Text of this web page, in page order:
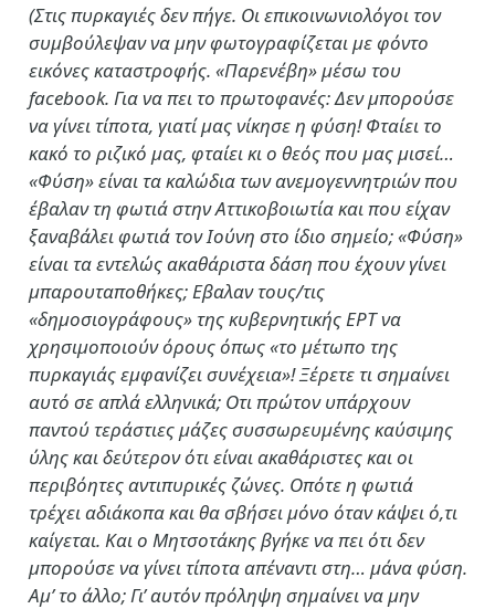
(Στις πυρκαγιές δεν πήγε. Οι επικοινωνιολόγοι τον
συμβούλεψαν να μην φωτογραφίζεται με φόντο
εικόνες καταστροφής. «Παρενέβη» μέσω του
facebook. Για να πει το πρωτοφανές: Δεν μπορούσε
να γίνει τίποτα, γιατί μας νίκησε η φύση! Φταίει το
κακό το ριζικό μας, φταίει κι ο θεός που μας μισεί…
«Φύση» είναι τα καλώδια των ανεμογεννητριών που
έβαλαν τη φωτιά στην Αττικοβοιωτία και που είχαν
ξαναβάλει φωτιά τον Ιούνη στο ίδιο σημείο; «Φύση»
είναι τα εντελώς ακαθάριστα δάση που έχουν γίνει
μπαρουταποθήκες; Εβαλαν τους/τις
«δημοσιογράφους» της κυβερνητικής ΕΡΤ να
χρησιμοποιούν όρους όπως «το μέτωπο της
πυρκαγιάς εμφανίζει συνέχεια»! Ξέρετε τι σημαίνει
αυτό σε απλά ελληνικά; Οτι πρώτον υπάρχουν
παντού τεράστιες μάζες συσσωρευμένης καύσιμης
ύλης και δεύτερον ότι είναι ακαθάριστες και οι
περιβόητες αντιπυρικές ζώνες. Οπότε η φωτιά
τρέχει αδιάκοπα και θα σβήσει μόνο όταν κάψει ό,τι
καίγεται. Και ο Μητσοτάκης βγήκε να πει ότι δεν
μπορούσε να γίνει τίποτα απέναντι στη… μάνα φύση.
Αμ’ το άλλο; Γι’ αυτόν πρόληψη σημαίνει να μην